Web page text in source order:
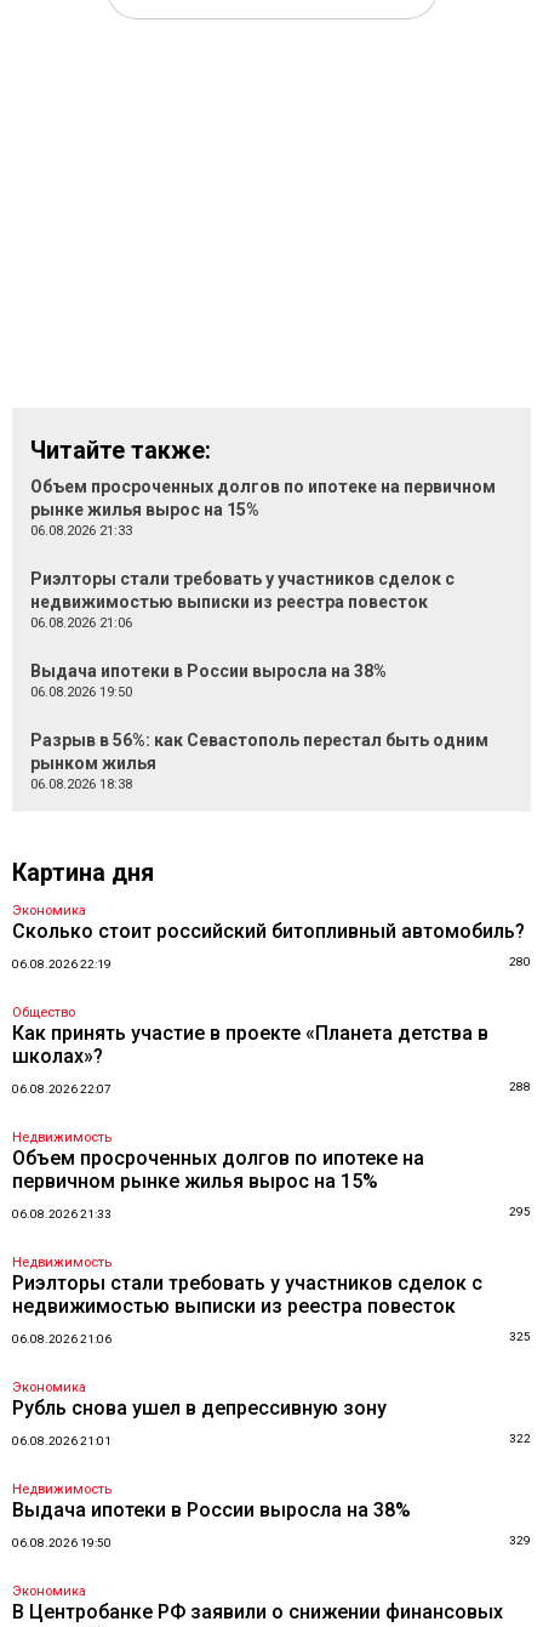
Читайте также:
Объем просроченных долгов по ипотеке на первичном
рынке жилья вырос на 15%
06.08.2026 21:33
Риэлторы стали требовать у участников сделок с
недвижимостью выписки из реестра повесток
06.08.2026 21:06
Выдача ипотеки в России выросла на 38%
06.08.2026 19:50
Разрыв в 56%: как Севастополь перестал быть одним
рынком жилья
06.08.2026 18:38
Картина дня
Экономика
Сколько стоит российский битопливный автомобиль?
06.08.2026 22:19 280
Общество
Как принять участие в проекте «Планета детства в
школах»?
06.08.2026 22:07 288
Недвижимость
Объем просроченных долгов по ипотеке на
первичном рынке жилья вырос на 15%
06.08.2026 21:33 295
Недвижимость
Риэлторы стали требовать у участников сделок с
недвижимостью выписки из реестра повесток
06.08.2026 21:06 325
Экономика
Рубль снова ушел в депрессивную зону
06.08.2026 21:01 322
Недвижимость
Выдача ипотеки в России выросла на 38%
06.08.2026 19:50 329
Экономика
В Центробанке РФ заявили о снижении финансовых